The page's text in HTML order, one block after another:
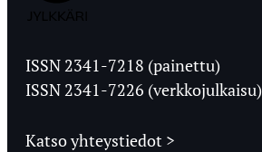
Ylioppilaslehti
ISSN 2341-7218 (painettu)
ISSN 2341-7226 (verkkojulkaisu)
Katso yhteystiedot >